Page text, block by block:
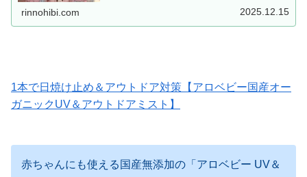
rinnohibi.com 2025.12.15
1本で日焼け止め＆アウトドア対策【アロベビー国産オー
ガニックUV＆アウトドアミスト】
赤ちゃんにも使える国産無添加の「アロベビー UV＆